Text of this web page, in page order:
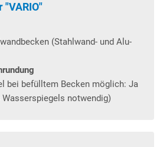
(Stahlwand- und Alu-
bei befülltem Becken möglich: Ja
notwendig)